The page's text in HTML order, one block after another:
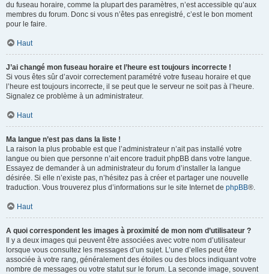
du fuseau horaire, comme la plupart des paramètres, n’est accessible qu’aux
membres du forum. Donc si vous n’êtes pas enregistré, c’est le bon moment
pour le faire.
Haut
J’ai changé mon fuseau horaire et l’heure est toujours incorrecte !
Si vous êtes sûr d’avoir correctement paramétré votre fuseau horaire et que
l’heure est toujours incorrecte, il se peut que le serveur ne soit pas à l’heure.
Signalez ce problème à un administrateur.
Haut
Ma langue n’est pas dans la liste !
La raison la plus probable est que l’administrateur n’ait pas installé votre
langue ou bien que personne n’ait encore traduit phpBB dans votre langue.
Essayez de demander à un administrateur du forum d’installer la langue
désirée. Si elle n’existe pas, n’hésitez pas à créer et partager une nouvelle
traduction. Vous trouverez plus d’informations sur le site Internet de phpBB®.
Haut
A quoi correspondent les images à proximité de mon nom d’utilisateur ?
Il y a deux images qui peuvent être associées avec votre nom d’utilisateur
lorsque vous consultez les messages d’un sujet. L’une d’elles peut être
associée à votre rang, généralement des étoiles ou des blocs indiquant votre
nombre de messages ou votre statut sur le forum. La seconde image, souvent